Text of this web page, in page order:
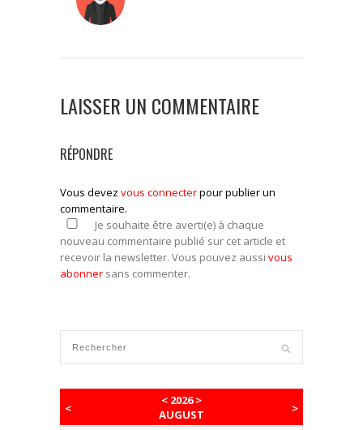
LAISSER UN COMMENTAIRE
RÉPONDRE
Vous devez vous connecterpour publier un
commentaire.
Je souhaite être averti(e) à chaque
nouveau commentaire publié sur cet article et
recevoir la newsletter. Vous pouvez aussi vous
abonner sans commenter.
<
< 2026>
AUGUST
>